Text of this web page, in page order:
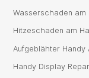
Wasserschaden am
Hitzeschaden am
Aufgeblähter Handy
Handy Display